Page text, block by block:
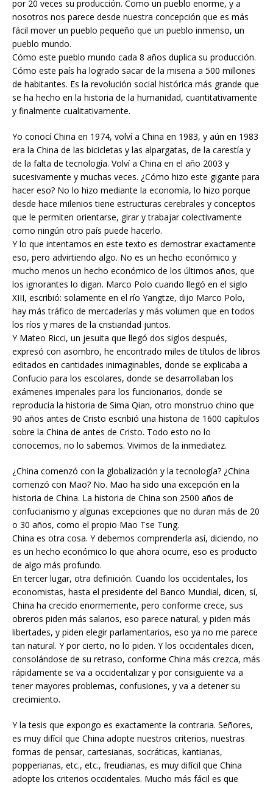
por 20 veces su producción. Como un pueblo enorme, y a
nosotros nos parece desde nuestra concepción que es más
fácil mover un pueblo pequeño que un pueblo inmenso, un
pueblo mundo.
Cómo este pueblo mundo cada 8 años duplica su producción.
Cómo este país ha logrado sacar de la miseria a 500 millones
de habitantes. Es la revolución social histórica más grande que
se ha hecho en la historia de la humanidad, cuantitativamente
y finalmente cualitativamente.
Yo conocí China en 1974, volví a China en 1983, y aún en 1983
era la China de las bicicletas y las alpargatas, de la carestía y
de la falta de tecnología. Volví a China en el año 2003 y
sucesivamente y muchas veces. ¿Cómo hizo este gigante para
hacer eso? No lo hizo mediante la economía, lo hizo porque
desde hace milenios tiene estructuras cerebrales y conceptos
que le permiten orientarse, girar y trabajar colectivamente
como ningún otro país puede hacerlo.
Y lo que intentamos en este texto es demostrar exactamente
eso, pero advirtiendo algo. No es un hecho económico y
mucho menos un hecho económico de los últimos años, que
los ignorantes lo digan. Marco Polo cuando llegó en el siglo
XIII, escribió: solamente en el río Yangtze, dijo Marco Polo,
hay más tráfico de mercaderías y más volumen que en todos
los ríos y mares de la cristiandad juntos.
Y Mateo Ricci, un jesuita que llegó dos siglos después,
expresó con asombro, he encontrado miles de títulos de libros
editados en cantidades inimaginables, donde se explicaba a
Confucio para los escolares, donde se desarrollaban los
exámenes imperiales para los funcionarios, donde se
reproducía la historia de Sima Qian, otro monstruo chino que
90 años antes de Cristo escribió una historia de 1600 capítulos
sobre la China de antes de Cristo. Todo esto no lo
conocemos, no lo sabemos. Vivimos de la inmediatez.
¿China comenzó con la globalización y la tecnología? ¿China
comenzó con Mao? No. Mao ha sido una excepción en la
historia de China. La historia de China son 2500 años de
confucianismo y algunas excepciones que no duran más de 20
o 30 años, como el propio Mao Tse Tung.
China es otra cosa. Y debemos comprenderla así, diciendo, no
es un hecho económico lo que ahora ocurre, eso es producto
de algo más profundo.
En tercer lugar, otra definición. Cuando los occidentales, los
economistas, hasta el presidente del Banco Mundial, dicen, sí,
China ha crecido enormemente, pero conforme crece, sus
obreros piden más salarios, eso parece natural, y piden más
libertades, y piden elegir parlamentarios, eso ya no me parece
tan natural. Y por cierto, no lo piden. Y los occidentales dicen,
consolándose de su retraso, conforme China más crezca, más
rápidamente se va a occidentalizar y por consiguiente va a
tener mayores problemas, confusiones, y va a detener su
crecimiento.
Y la tesis que expongo es exactamente la contraria. Señores,
es muy difícil que China adopte nuestros criterios, nuestras
formas de pensar, cartesianas, socráticas, kantianas,
popperianas, etc., etc., freudianas, es muy difícil que China
adopte los criterios occidentales. Mucho más fácil es que